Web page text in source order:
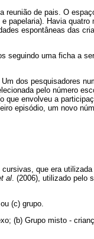
reunião de pais. O
papelaria). Havia quatro
espontâneas das
seguindo uma ficha a
dos pesquisadores
pelo número
que envolveu a
episódio, um novo
que era
al . (2006), utilizado pelo
(c) grupo.
(b) Grupo misto -